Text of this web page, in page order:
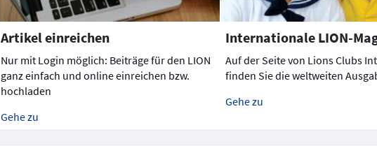
Artikel einreichen
Nur mit Login möglich: Beiträge für den LION
ganz einfach und online einreichen bzw.
hochladen
Gehe zu
Internationale LION-
Auf der Seite von Lions Clubs
finden Sie die weltweiten
Gehe zu